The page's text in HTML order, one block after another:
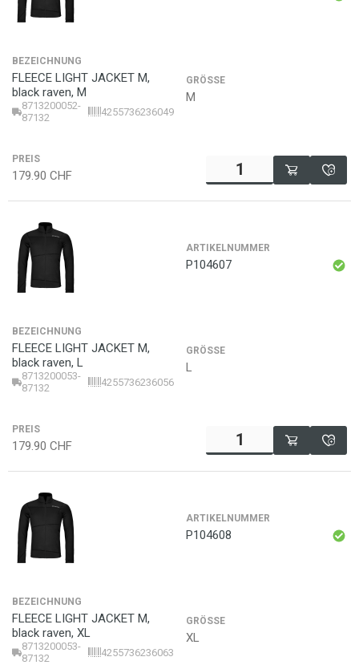
BEZEICHNUNG
FLEECE LIGHT JACKET M,
black raven, M
8713200052-
87132
4255736236049
GRÖSSE
M
PREIS
179.90 CHF
ARTIKELNUMMER
P104607
BEZEICHNUNG
FLEECE LIGHT JACKET M,
black raven, L
8713200053-
87132
4255736236056
GRÖSSE
L
PREIS
179.90 CHF
ARTIKELNUMMER
P104608
BEZEICHNUNG
FLEECE LIGHT JACKET M,
black raven, XL
8713200053-
87132
4255736236063
GRÖSSE
XL